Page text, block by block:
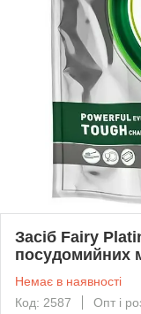
Засіб Fairy
посудомийних
Немає в наявності
Код: 2587
Опт і